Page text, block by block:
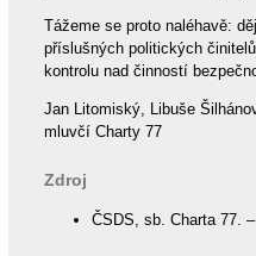
Tážeme se proto naléhavě:
příslušných politických
kontrolu nad činností
Jan Litomiský, Libuše
mluvčí Charty 77
Zdroj
ČSDS, sb. Charta 77.